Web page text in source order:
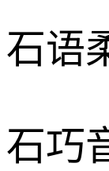
石语
石巧